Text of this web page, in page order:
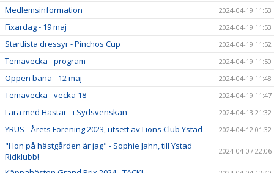
Medlemsinformation 2024-04-19 11:53
Fixardag - 19 maj 2024-04-19 11:53
Startlista dressyr - Pinchos Cup 2024-04-19 11:52
Temavecka - program 2024-04-19 11:50
Öppen bana - 12 maj 2024-04-19 11:48
Temavecka - vecka 18 2024-04-19 11:47
Lära med Hästar - i Sydsvenskan 2024-04-13 21:32
YRUS - Årets Förening 2023, utsett av Lions Club Ystad 2024-04-12 01:32
"Hon på hästgården är jag" - Sophie Jahn, till Ystad
Ridklubb!
2024-04-07 22:06